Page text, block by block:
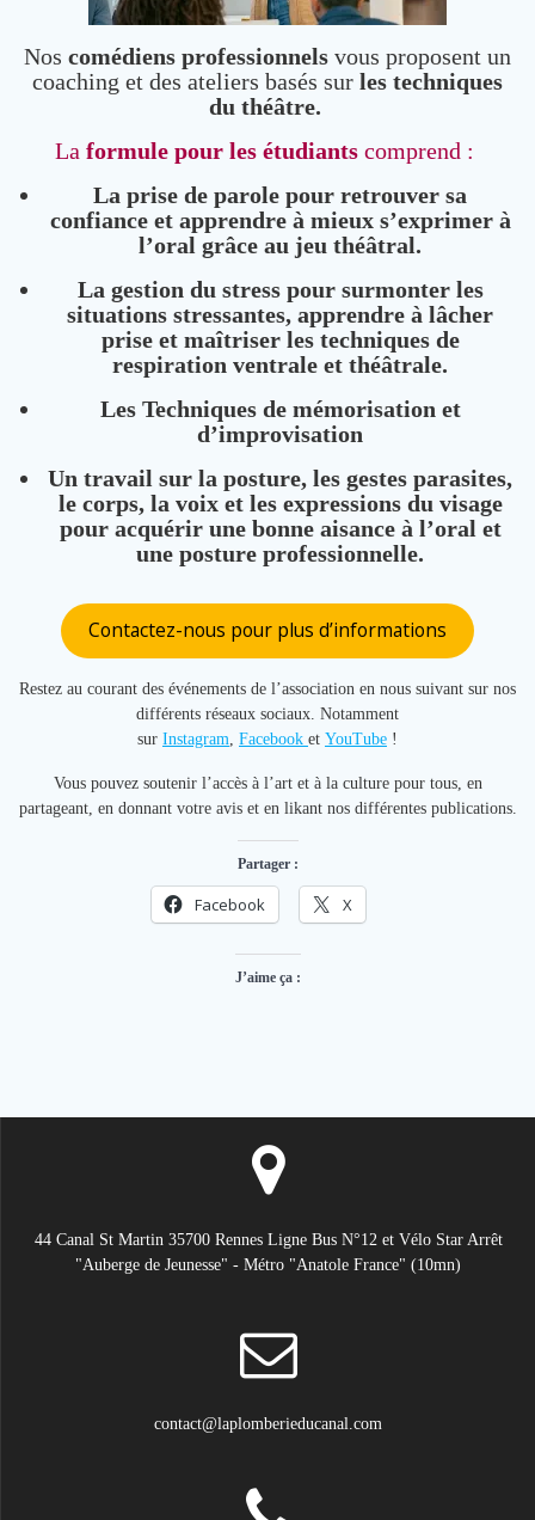
Nos comédiens professionnels vous proposent un
coaching et des ateliers basés sur les techniques
du théâtre.
La formule pour les étudiants comprend :
La prise de parole pour retrouver sa
confiance et apprendre à mieux s’exprimer à
l’oral grâce au jeu théâtral.
La gestion du stress pour surmonter les
situations stressantes, apprendre à lâcher
prise et maîtriser les techniques de
respiration ventrale et théâtrale.
Les Techniques de mémorisation et
d’improvisation
Un travail sur la posture, les gestes parasites,
le corps, la voix et les expressions du visage
pour acquérir une bonne aisance à l’oral et
une posture professionnelle.
Contactez-nous pour plus d’informations
Restez au courant des événements de l’association en nous suivant sur nos
différents réseaux sociaux. Notamment
sur Instagram Facebook et YouTube !
Vous pouvez soutenir l’accès à l’art et à la culture pour tous, en
partageant, en donnant votre avis et en likant nos différentes publications.
Partager :
Facebook X
J’aime ça :
44 Canal St Martin 35700 Rennes Ligne Bus N°12 et Vélo Star Arrêt
"Auberge de Jeunesse" - Métro "Anatole France" (10mn)
contact@laplomberieducanal.com